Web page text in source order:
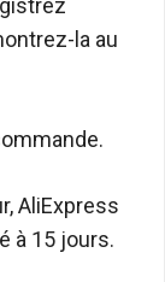
la au
AliExpress
à 15 jours.